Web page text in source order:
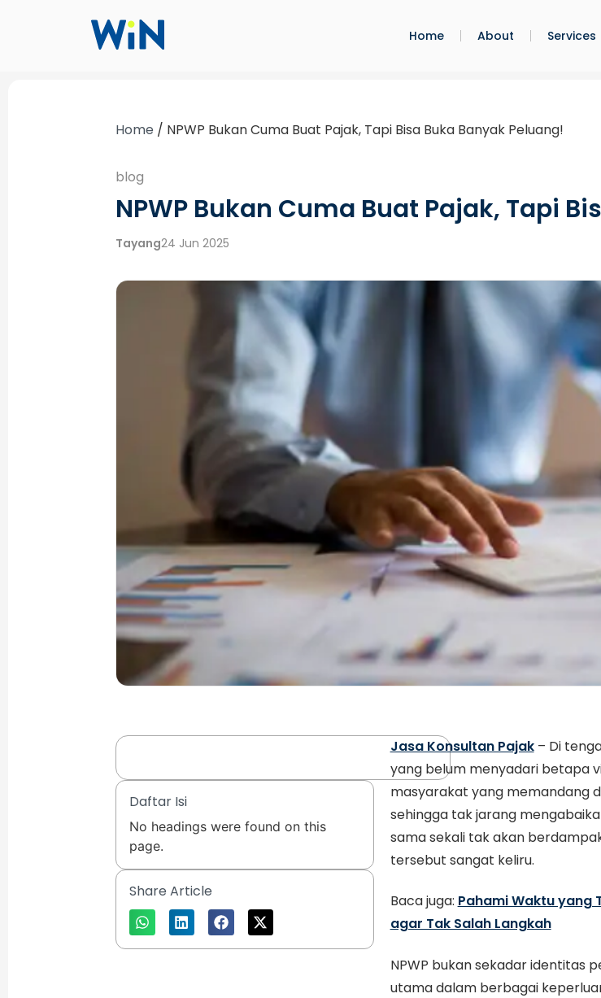
Home About Services
Home / NPWP Bukan Cuma Buat Pajak, Tapi Bisa Buka Banyak Peluang!
blog
NPWP Bukan Cuma Buat Pajak, Tapi
Tayang24 Jun 2025
Daftar Isi
No headings were found on this
page.
Share Article
Jasa Konsultan Pajak– Di
yang belum menyadari betapa
masyarakat yang memandang
sehingga tak jarang
sama sekali tak akan
tersebut sangat keliru.
Baca juga: Pahami Waktu yang
agar Tak Salah Langkah
NPWP bukan sekadar identitas
utama dalam berbagai